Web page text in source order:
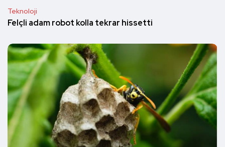
Teknoloji
Felçli adam robot kolla tekrar hissetti